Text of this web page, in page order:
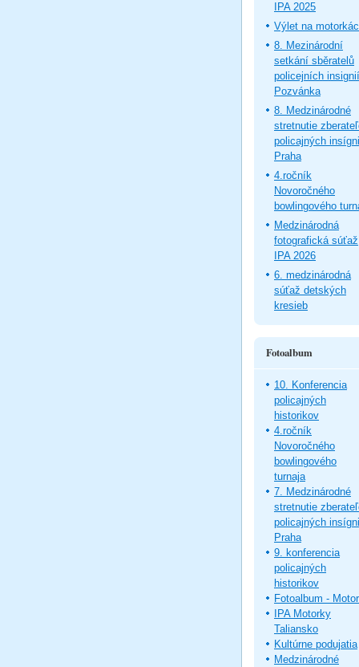
IPA 2025
Výlet na
8. Mezinárodní
setkání sběratelů
policejních
Pozvánka
8. Medzinárodné
stretnutie
policajných
Praha
4.ročník
Novoročného
bowlingového
Medzinárodná
fotografická súťaž
IPA 2026
6. medzinárodná
súťaž detských
kresieb
Fotoalbum
10. Konferencia
policajných
historikov
4.ročník
Novoročného
bowlingového
turnaja
7. Medzinárodné
stretnutie
policajných
Praha
9. konferencia
policajných
historikov
Fotoalbum -
IPA Motorky
Taliansko
Kultúrne podujatia
Medzinárodné